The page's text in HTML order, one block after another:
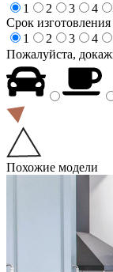
1
2 3 4
Срок изготовления
1
2 3 4
Пожалуйста,
Похожие модели